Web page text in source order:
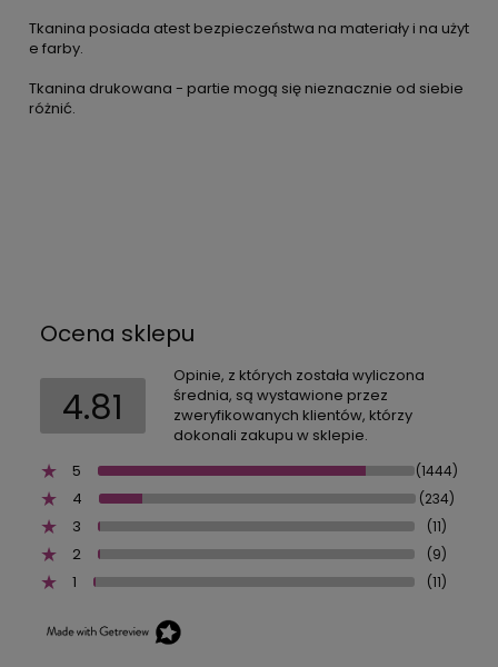
Tkanina posiada atest bezpieczeństwa na materiały i na użyt
e farby.
Tkanina drukowana - partie mogą się nieznacznie od siebie
różnić.
Ocena sklepu
4.81
Opinie, z których została wyliczona
średnia, są wystawione przez
zweryfikowanych klientów, którzy
dokonali zakupu w sklepie.
5
(1444)
4 (234)
3 (11)
2 (9)
1 (11)